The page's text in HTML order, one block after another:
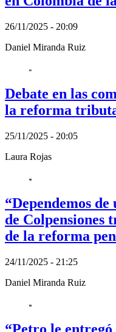
26/11/2025 - 20:09
Daniel Miranda Ruiz
Debate en las
la reforma
25/11/2025 - 20:05
Laura Rojas
“Dependemos
de Colpensiones
de la reforma
24/11/2025 - 21:25
Daniel Miranda Ruiz
“Petro le